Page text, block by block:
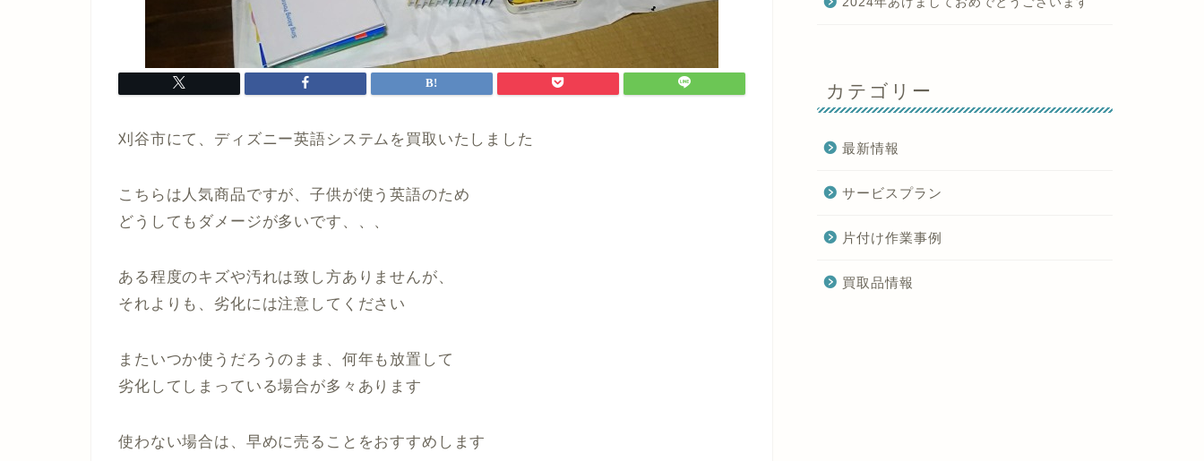
刈谷市にて、ディズニー英語システムを買取いたしました
こちらは人気商品ですが、子供が使う英語のため
どうしてもダメージが多いです、、、
ある程度のキズや汚れは致し方ありませんが、
それよりも、劣化には注意してください
またいつか使うだろうのまま、何年も放置して
劣化してしまっている場合が多々あります
使わない場合は、早めに売ることをおすすめします
カテゴリー
最新情報
サービスプラン
片付け作業事例
買取品情報